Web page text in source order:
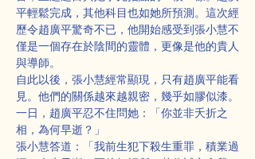
平輕鬆完成，其他科目也如她所預測。這次經
歷令趙廣平驚奇不已，他開始感受到張小慧不
僅是一個存在於陰間的靈體，更像是他的貴人
與導師。
自此以後，張小慧經常顯現，只有趙廣平能看
見。他們的關係越來越親密，幾乎如膠似漆。
一日，趙廣平忍不住問她：「你並非夭折之
相，為何早逝？」
張小慧答道：「我前生犯下殺生重罪，積業過